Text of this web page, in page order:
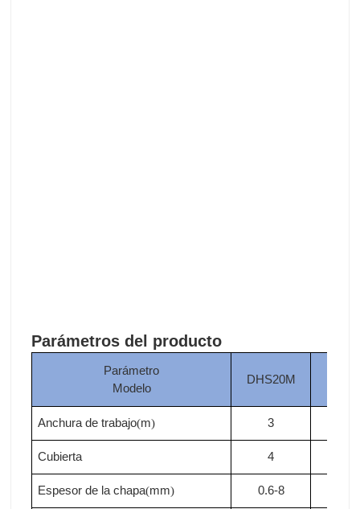
Parámetros del producto
Parámetro
Modelo
DHS20M
Anchura de trabajo(m) 3
Cubierta 4
Espesor de la chapa(mm) 0.6-8